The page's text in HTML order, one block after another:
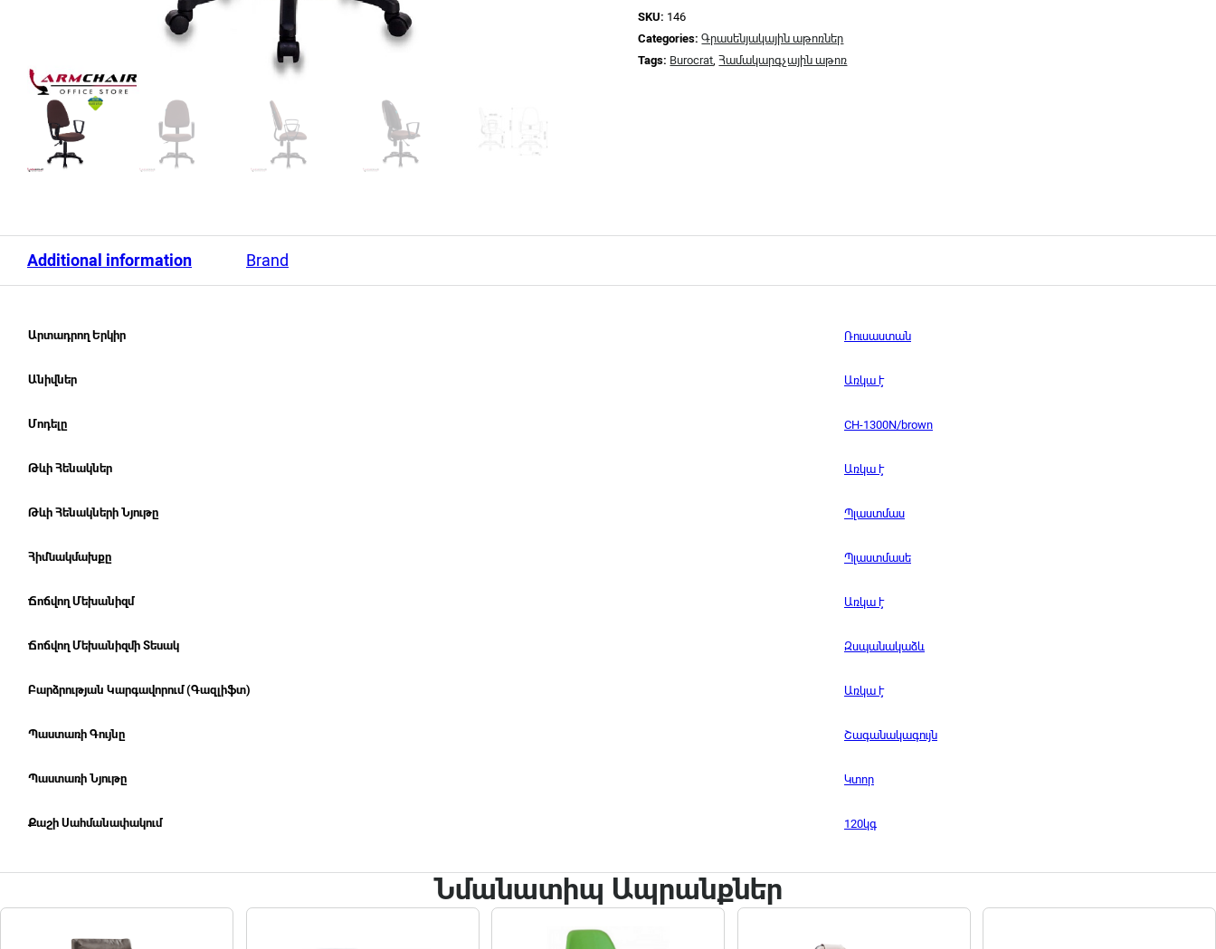
SKU: 146
Categories:Գրասենյակային աթոռներ
Tags: Burocrat ,Համակարգչային աթոռ
Additional information Brand
Արտադրող Երկիր Ռուսաստան
Անիվներ Առկա է
Մոդելը CH-1300N/brown
Թևի Հենակներ Առկա է
Թևի Հենակների Նյութը Պլաստմաս
Հիմնակմախքը Պլաստմասե
Ճոճվող Մեխանիզմ Առկա է
Ճոճվող Մեխանիզմի Տեսակ Զսպանակաձև
Բարձրության Կարգավորում (Գազլիֆտ) Առկա է
Պաստառի Գույնը Շագանակագույն
Պաստառի Նյութը Կտոր
Քաշի Սահմանափակում 120կգ
Նմանատիպ Ապրանքներ